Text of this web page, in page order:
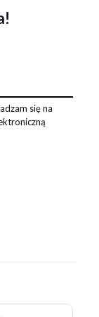
się na
Wymagane pola